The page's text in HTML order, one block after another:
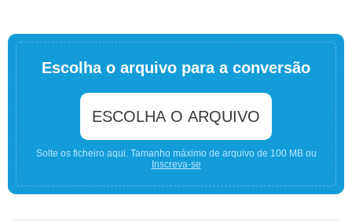
Escolha o arquivo para a conversão
ESCOLHA O ARQUIVO
Solte os ficheiro aqui. Tamanho máximo de arquivo de 100 MB ou
Inscreva-se